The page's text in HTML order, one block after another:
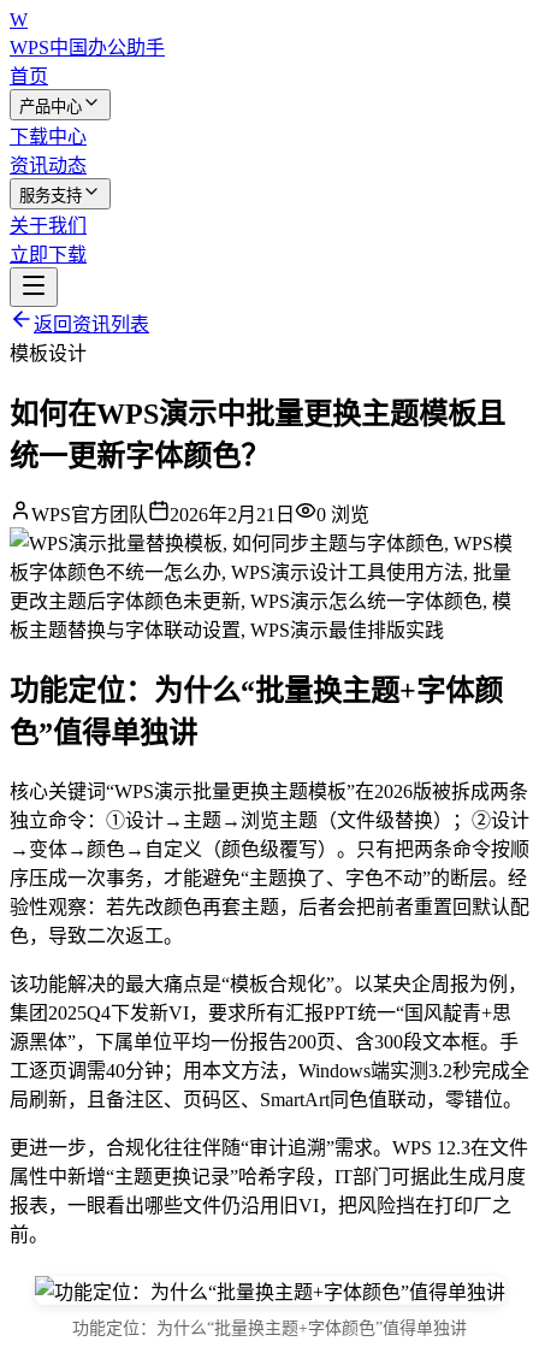
W
WPS中国 办公助手
首页
产品中心
下载中心
资讯动态
服务支持
关于我们
立即下载
返回资讯列表
模板设计
如何在WPS演示中批量更换主题模板且
统一更新字体颜色？
WPS官方团队 2026年2月21日 0 浏览
功能定位：为什么“批量换主题+字体颜
色”值得单独讲
核心关键词“WPS演示批量更换主题模板”在2026版被拆成两条
独立命令：①设计→主题→浏览主题（文件级替换）；②设计
→变体→颜色→自定义（颜色级覆写）。只有把两条命令按顺
序压成一次事务，才能避免“主题换了、字色不动”的断层。经
验性观察：若先改颜色再套主题，后者会把前者重置回默认配
色，导致二次返工。
该功能解决的最大痛点是“模板合规化”。以某央企周报为例，
集团2025Q4下发新VI，要求所有汇报PPT统一“国风靛青+思
源黑体”，下属单位平均一份报告200页、含300段文本框。手
工逐页调需40分钟；用本文方法，Windows端实测3.2秒完成全
局刷新，且备注区、页码区、SmartArt同色值联动，零错位。
更进一步，合规化往往伴随“审计追溯”需求。WPS 12.3在文件
属性中新增“主题更换记录”哈希字段，IT部门可据此生成月度
报表，一眼看出哪些文件仍沿用旧VI，把风险挡在打印厂之
前。
功能定位：为什么“批量换主题+字体颜色”值得单独讲